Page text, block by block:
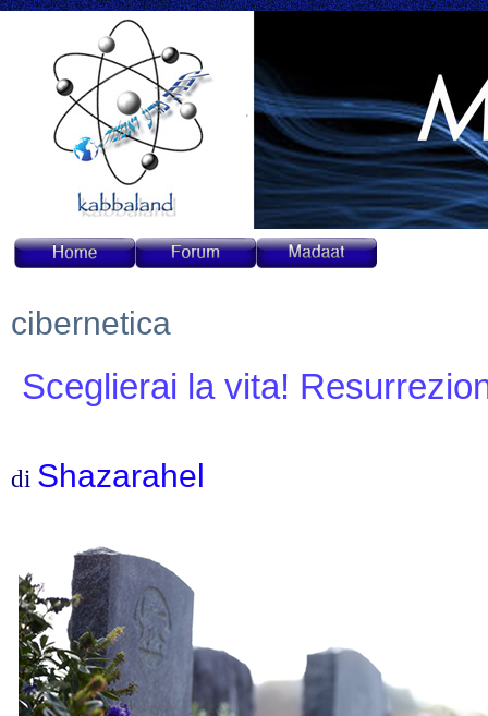
cibernetica
Sceglierai la vita!
di Shazarahel